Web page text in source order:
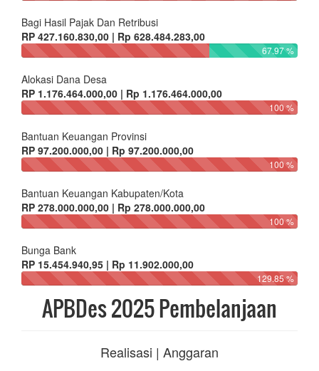
Bagi Hasil Pajak Dan Retribusi
RP 427.160.830,00 | Rp 628.484.283,00
67.97 %
Alokasi Dana Desa
RP 1.176.464.000,00 | Rp 1.176.464.000,00
100 %
Bantuan Keuangan Provinsi
RP 97.200.000,00 | Rp 97.200.000,00
100 %
Bantuan Keuangan Kabupaten/Kota
RP 278.000.000,00 | Rp 278.000.000,00
100 %
Bunga Bank
RP 15.454.940,95 | Rp 11.902.000,00
129.85 %
APBDes 2025 Pembelanjaan
Realisasi | Anggaran